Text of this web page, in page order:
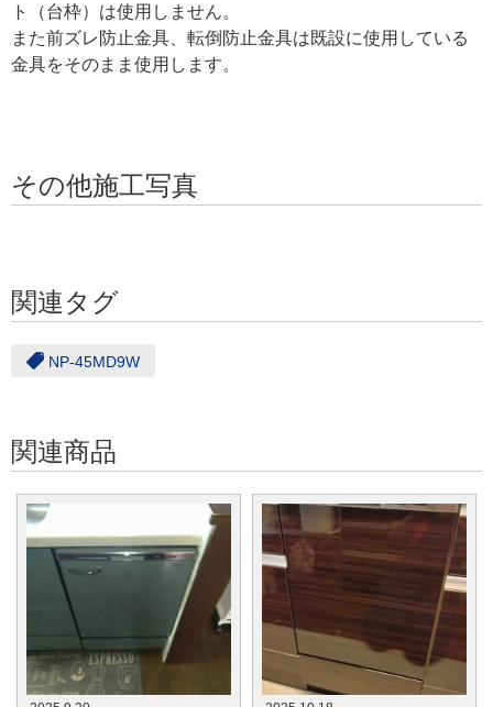
ト（台枠）は使用しません。
また前ズレ防止金具、転倒防止金具は既設に使用している
金具をそのまま使用します。
その他施工写真
関連タグ
NP-45MD9W
関連商品